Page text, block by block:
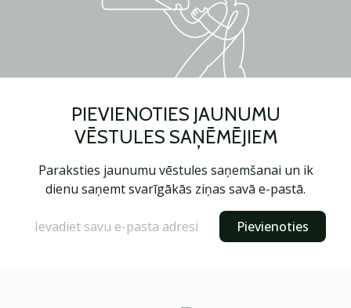
PIEVIENOTIES JAUNUMU
VĒSTULES SAŅĒMĒJIEM
Paraksties jaunumu vēstules saņemšanai un ik
dienu saņemt svarīgākās ziņas savā e-pastā.
Pievienoties